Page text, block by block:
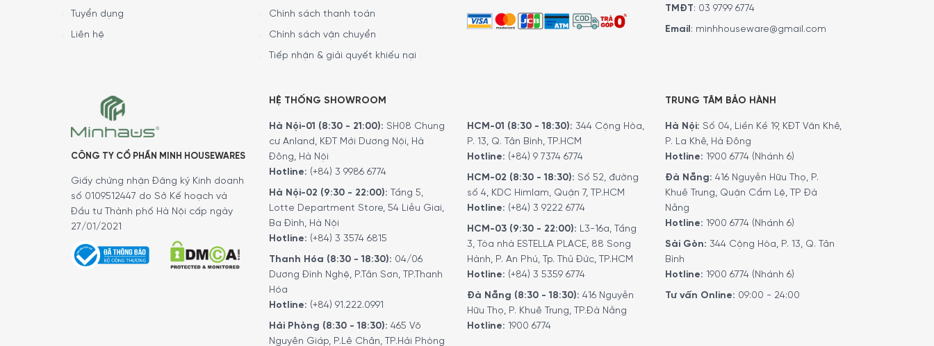
Tuyển dụng
Liên hệ
Chính sách thanh toán
Chính sách vận chuyển
Tiếp nhận & giải quyết khiếu nại
TMĐT: 03 9799 6774
Email: minhhouseware@gmail.com
CÔNG TY CỔ PHẦN MINH HOUSEWARES
Giấy chứng nhận Đăng ký Kinh doanh
số 0109512447 do Sở Kế hoạch và
Đầu tư Thành phố Hà Nội cấp ngày
27/01/2021
HỆ THỐNG SHOWROOM
Hà Nội-01 (8:30 - 21:00): SH08 Chung
cư Anland, KĐT Mới Dương Nội, Hà
Đông, Hà Nội
Hotline: (+84) 3 9986 6774
Hà Nội-02 (9:30 - 22:00): Tầng 5,
Lotte Department Store, 54 Liễu Giai,
Ba Đình, Hà Nội
Hotline: (+84) 3 3574 6815
Thanh Hóa (8:30 - 18:30): 04/06
Dương Đình Nghệ, P.Tân Sơn, TP.Thanh
Hóa
Hotline: (+84) 91.222.0991
Hải Phòng (8:30 - 18:30): 465 Võ
Nguyên Giáp, P.Lê Chân, TP.Hải Phòng
HCM-01 (8:30 - 18:30): 344 Cộng Hòa,
P. 13, Q. Tân Bình, TP.HCM
Hotline: (+84) 9 7374 6774
HCM-02 (8:30 - 18:30): Số 52, đường
số 4, KDC Himlam, Quận 7, TP.HCM
Hotline: (+84) 3 9222 6774
HCM-03 (9:30 - 22:00): L3-16a, Tầng
3, Tòa nhà ESTELLA PLACE, 88 Song
Hành, P. An Phú, Tp. Thủ Đức, TP.HCM
Hotline: (+84) 3 5359 6774
Đà Nẵng (8:30 - 18:30): 416 Nguyễn
Hữu Thọ, P. Khuê Trung, TP.Đà Nẵng
Hotline: 1900 6774
TRUNG TÂM BẢO HÀNH
Hà Nội: Số 04, Liền Kề 19, KĐT Văn Khê,
P. La Khê, Hà Đông
Hotline: 1900 6774 (Nhánh 6)
Đà Nẵng: 416 Nguyễn Hữu Thọ, P.
Khuê Trung, Quận Cẩm Lệ, TP Đà
Nẵng
Hotline: 1900 6774 (Nhánh 6)
Sài Gòn: 344 Cộng Hòa, P. 13, Q. Tân
Bình
Hotline: 1900 6774 (Nhánh 6)
Tư vấn Online: 09:00 - 24:00